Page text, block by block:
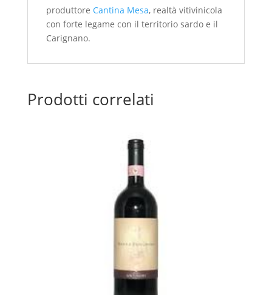
produttore Cantina Mesa, realtà vitivinicola
con forte legame con il territorio sardo e il
Carignano.
Prodotti correlati